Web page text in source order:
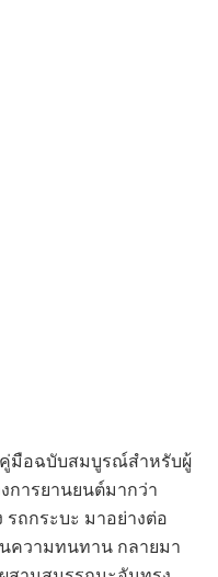
คู่มือฉบับสมบูรณ์สำหรับผู้
การยานยนต์มากว่า
ถกระบะ มาอย่างต่อ
นความทนทาน กลายมา